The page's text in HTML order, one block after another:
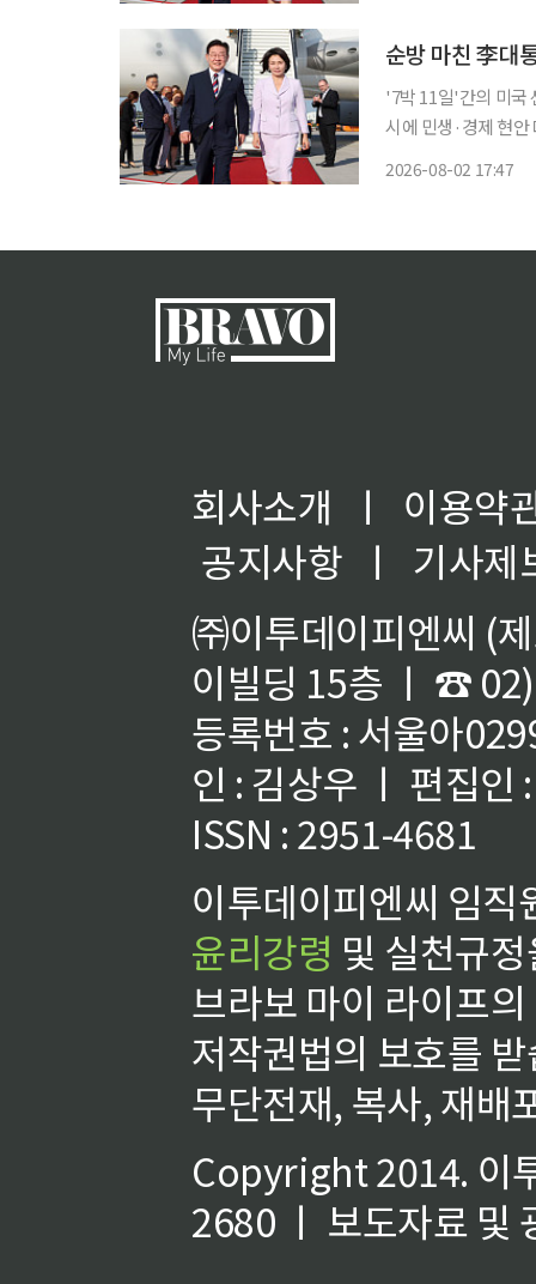
순방 마친 李대
'7박 11일'간의 미국
시에 민생·경제 현
2026-08-02 17:47
회사소개 ㅣ
이용약
공지사항
ㅣ
기사제
㈜이투데이피엔씨 (
이빌딩 15층 ㅣ ☎
등록번호 : 서울아
인 : 김상우 ㅣ 편집인
ISSN : 2951-4681
이투데이피엔씨 임
윤리강령 및 실천규
브라보 마이 라이프
저작권법의 보호를
무단전재, 복사, 재배
Copyright 2014. 이
2680 ㅣ 보도자료